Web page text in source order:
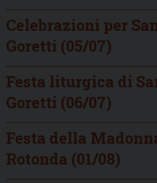
Celebrazioni per
Goretti (05/07)
Festa liturgica di
Goretti (06/07)
Festa della
Rotonda (01/08)